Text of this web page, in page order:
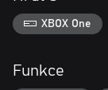
XBOX One
Funkce